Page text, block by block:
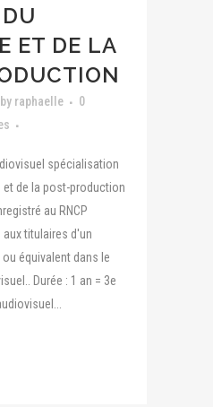
ET DE LA
by raphaelle
0
spécialisation
de la post-production
au RNCP
titulaires d'un
équivalent dans le
Durée : 1 an = 3e